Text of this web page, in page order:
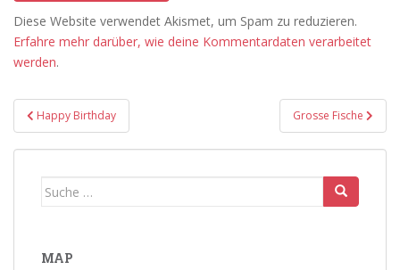
Diese Website verwendet Akismet, um Spam zu reduzieren.
Erfahre mehr darüber, wie deine Kommentardaten verarbeitet
werden.
Beitragsnavigation
Happy Birthday Grosse Fische
Suche
MAP